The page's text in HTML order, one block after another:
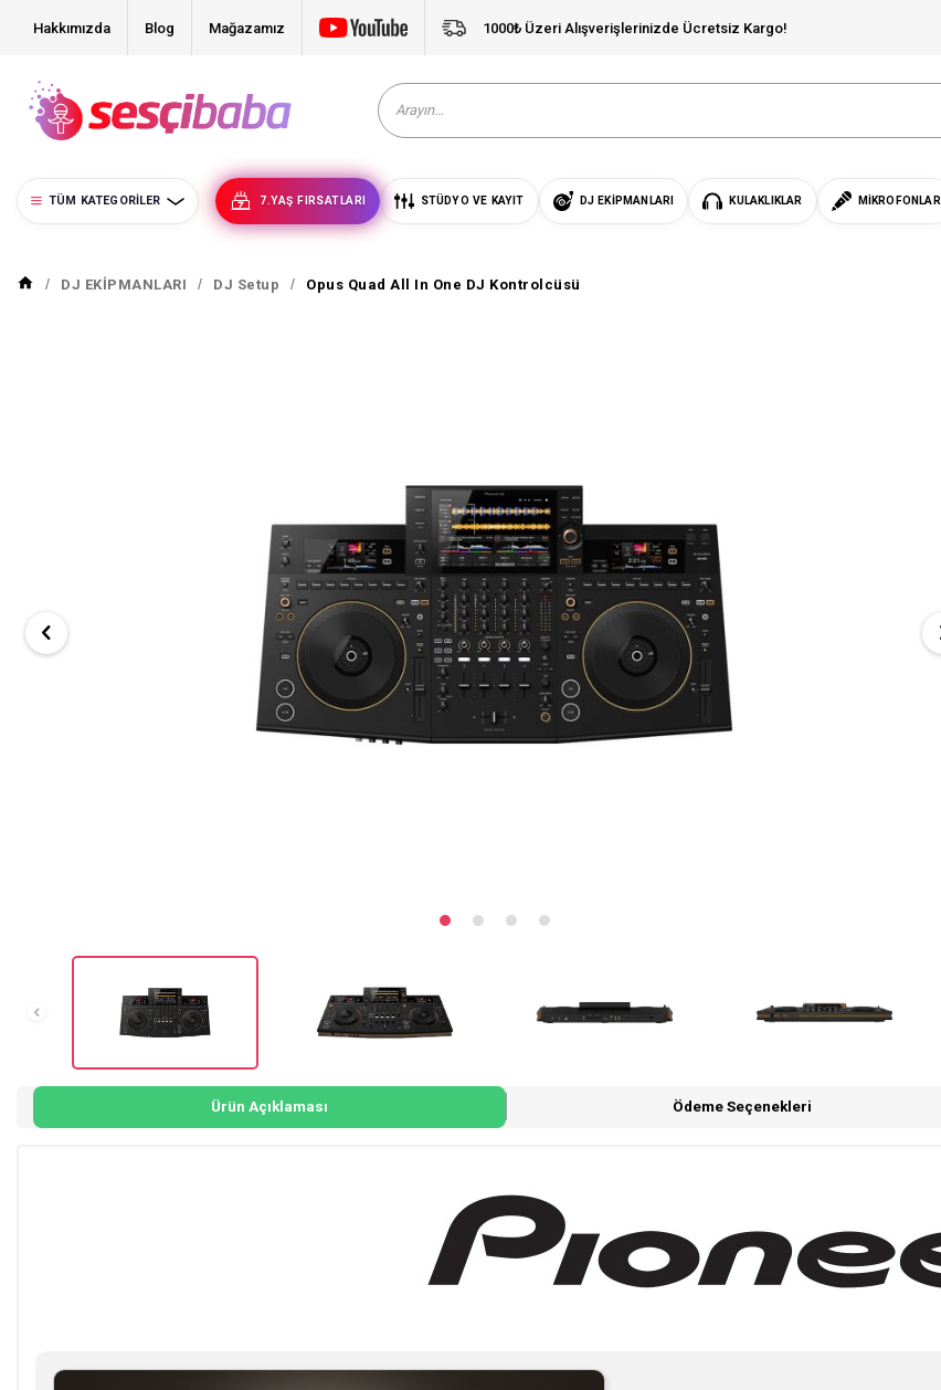
Hakkımızda Blog Mağazamız 1000₺ Üzeri Alışverişlerinizde Ücretsiz Kargo!
TÜM KATEGORILER 7.YAŞ FIRSATLARI STÜDYO VE KAYIT DJ EKIPMANLARI KULAKLIKLAR MIKROFONLAR
DJ EKİPMANLARI DJ Setup Opus Quad All In One DJ Kontrolcüsü
Ürün Açıklaması Ödeme Seçenekleri